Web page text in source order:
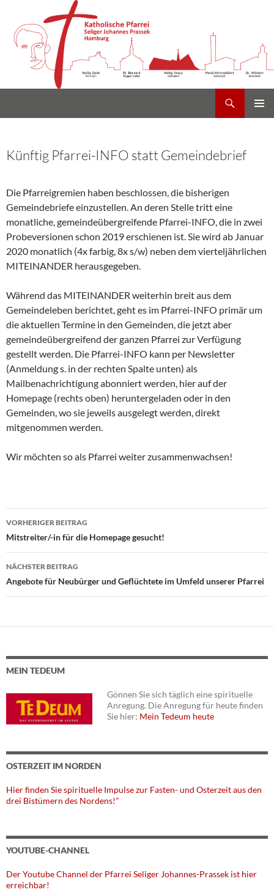
Künftig Pfarrei-INFO statt Gemeindebrief
Die Pfarreigremien haben beschlossen, die bisherigen
Gemeindebriefe einzustellen. An deren Stelle tritt eine
monatliche, gemeindeübergreifende Pfarrei-INFO, die in zwei
Probeversionen schon 2019 erschienen ist. Sie wird ab Januar
2020 monatlich (4x farbig, 8x s/w) neben dem vierteljährlichen
MITEINANDER herausgegeben.
Während das MITEINANDER weiterhin breit aus dem
Gemeindeleben berichtet, geht es im Pfarrei-INFO primär um
die aktuellen Termine in den Gemeinden, die jetzt aber
gemeindeübergreifend der ganzen Pfarrei zur Verfügung
gestellt werden. Die Pfarrei-INFO kann per Newsletter
(Anmeldung s. in der rechten Spalte unten) als
Mailbenachrichtigung abonniert werden, hier auf der
Homepage (rechts oben) heruntergeladen oder in den
Gemeinden, wo sie jeweils ausgelegt werden, direkt
mitgenommen werden.
Wir möchten so als Pfarrei weiter zusammenwachsen!
Beitragsnavigation
VORHERIGER BEITRAG
Mitstreiter/-in für die Homepage gesucht!
NÄCHSTER BEITRAG
Angebote für Neubürger und Geflüchtete im Umfeld unserer Pfarrei
MEIN TEDEUM
Gönnen Sie sich täglich eine spirituelle
Anregung. Die Anregung für heute finden
Sie hier: Mein Tedeum heute
OSTERZEIT IM NORDEN
Hier finden Sie spirituelle Impulse zur Fasten- und Osterzeit aus den
drei Bistümern des Nordens!"
YOUTUBE-CHANNEL
Der Youtube Channel der Pfarrei Seliger Johannes-Prassek ist hier
erreichbar!